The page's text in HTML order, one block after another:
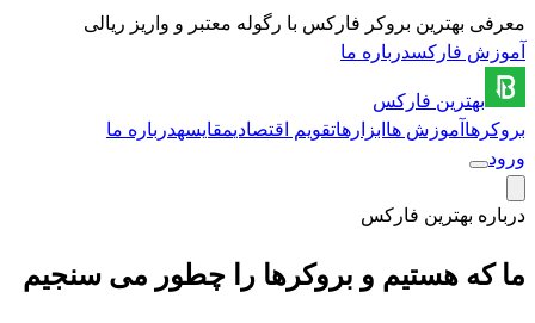
معرفی بهترین بروکر فارکس با رگوله معتبر و واریز ریالی
آموزش فارکسدرباره ما
بهترین فارکس
بروکرها آموزش ها ابزارهاتقویم اقتصادیمقایسهدرباره ما
ورود
درباره بهترین فارکس
ما که هستیم و بروکرها را چطور می سنجیم